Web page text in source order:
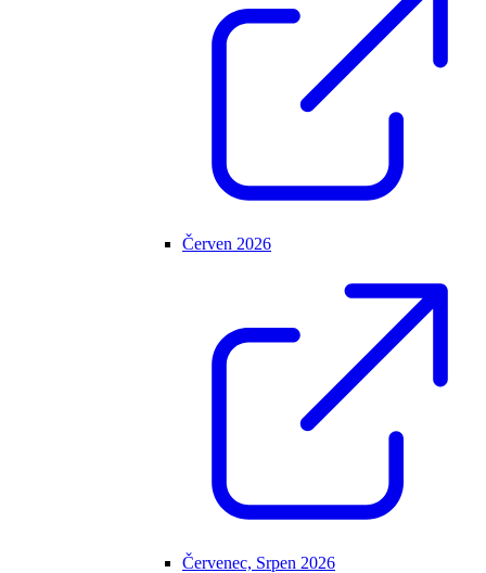
Červen 2026
Červenec, Srpen 2026